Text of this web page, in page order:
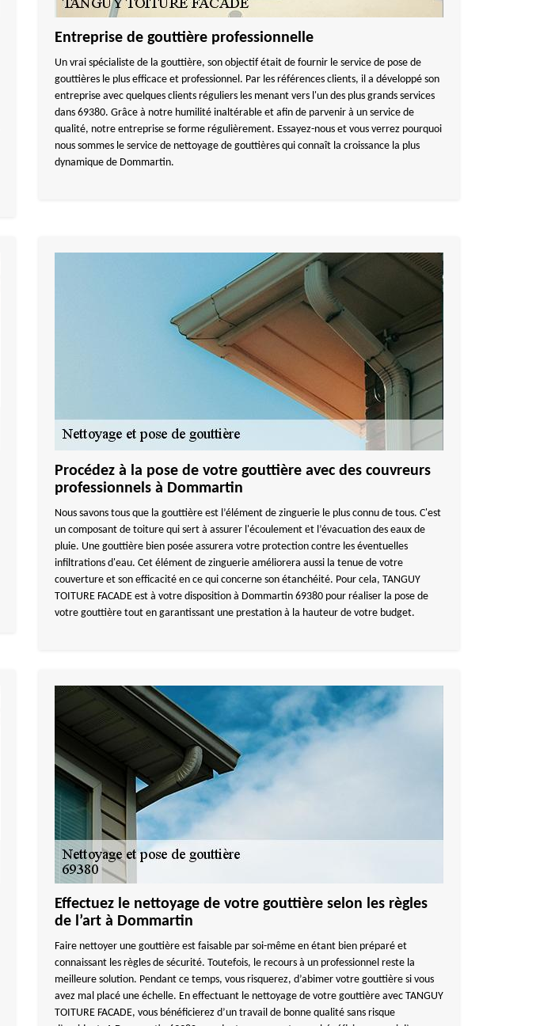
Entreprise de gouttière professionnelle
Un vrai spécialiste de la gouttière, son objectif était de fournir le service de pose de
gouttières le plus efficace et professionnel. Par les références clients, il a développé son
entreprise avec quelques clients réguliers les menant vers l'un des plus grands services
dans 69380. Grâce à notre humilité inaltérable et afin de parvenir à un service de
qualité, notre entreprise se forme régulièrement. Essayez-nous et vous verrez pourquoi
nous sommes le service de nettoyage de gouttières qui connaît la croissance la plus
dynamique de Dommartin.
Procédez à la pose de votre gouttière avec des couvreurs
professionnels à Dommartin
Nous savons tous que la gouttière est l’élément de zinguerie le plus connu de tous. C'est
un composant de toiture qui sert à assurer l'écoulement et l’évacuation des eaux de
pluie. Une gouttière bien posée assurera votre protection contre les éventuelles
infiltrations d'eau. Cet élément de zinguerie améliorera aussi la tenue de votre
couverture et son efficacité en ce qui concerne son étanchéité. Pour cela, TANGUY
TOITURE FACADE est à votre disposition à Dommartin 69380 pour réaliser la pose de
votre gouttière tout en garantissant une prestation à la hauteur de votre budget.
Effectuez le nettoyage de votre gouttière selon les règles
de l’art à Dommartin
Faire nettoyer une gouttière est faisable par soi-même en étant bien préparé et
connaissant les règles de sécurité. Toutefois, le recours à un professionnel reste la
meilleure solution. Pendant ce temps, vous risquerez, d’abimer votre gouttière si vous
avez mal placé une échelle. En effectuant le nettoyage de votre gouttière avec TANGUY
TOITURE FACADE, vous bénéficierez d’un travail de bonne qualité sans risque